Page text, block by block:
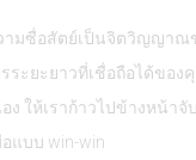
มซื่อสัตย์เป็นจิตวิญญาณข
ระยะยาวที่เชื่อถือได้ขอ
ง ให้เราก้าวไปข้างหน้าจั
แบบ win-win